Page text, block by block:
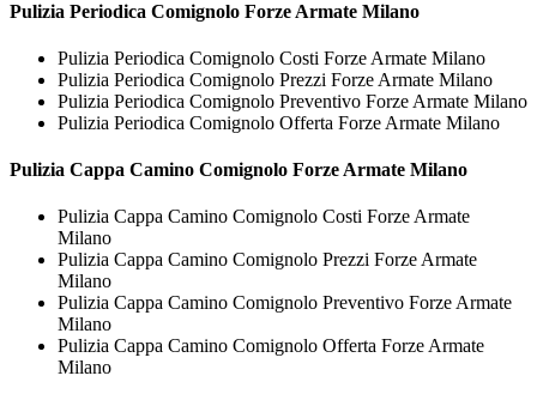
Pulizia Periodica Comignolo Forze Armate Milano
Pulizia Periodica Comignolo Costi Forze Armate Milano
Pulizia Periodica Comignolo Prezzi Forze Armate Milano
Pulizia Periodica Comignolo Preventivo Forze Armate Milano
Pulizia Periodica Comignolo Offerta Forze Armate Milano
Pulizia Cappa Camino Comignolo Forze Armate Milano
Pulizia Cappa Camino Comignolo Costi Forze Armate
Milano
Pulizia Cappa Camino Comignolo Prezzi Forze Armate
Milano
Pulizia Cappa Camino Comignolo Preventivo Forze Armate
Milano
Pulizia Cappa Camino Comignolo Offerta Forze Armate
Milano